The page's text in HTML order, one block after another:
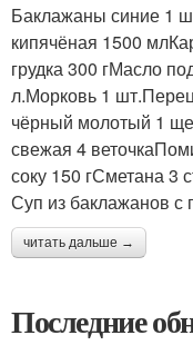
Баклажаны синие 1
кипячёная 1500
грудка 300 гМасло
л.Морковь 1
чёрный молотый 1
свежая 4
соку 150 гСметана 3
Суп из баклажанов с
читать дальше →
Последние